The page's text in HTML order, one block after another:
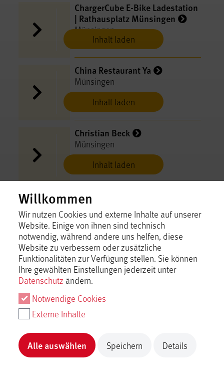
Inhalt laden
ChargerCube E-​Bike Ladestation
| Rathausplatz Münsingen
Münsingen
Inhalt laden
China Restaurant Ya
Münsingen
Inhalt laden
Christian Beck
Münsingen
Inhalt laden
Cojote Outdoor Events
Münsingen
Das Bootshaus an der Lauter
Münsingen
Inhalt laden
Demeterhof Freytag - Wörz
Münsingen
Willkommen
Wir nutzen Cookies und externe Inhalte auf unserer
Website. Einige von ihnen sind technisch
notwendig, während andere uns helfen, diese
Website zu verbessern oder zusätzliche
Funktionalitäten zur Verfügung stellen. Sie können
Ihre gewählten Einstellungen jederzeit unter
Datenschutz ändern.
Notwendige Cookies
Externe Inhalte
Alle auswählen Speichern Details